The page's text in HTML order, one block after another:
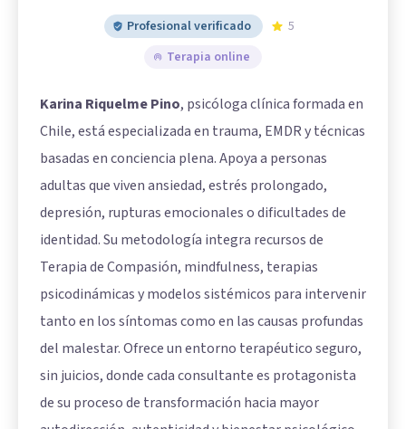
Profesional verificado
5
Terapia online
Karina Riquelme Pino, psicóloga clínica formada en
Chile, está especializada en trauma, EMDR y técnicas
basadas en conciencia plena. Apoya a personas
adultas que viven ansiedad, estrés prolongado,
depresión, rupturas emocionales o dificultades de
identidad. Su metodología integra recursos de
Terapia de Compasión, mindfulness, terapias
psicodinámicas y modelos sistémicos para intervenir
tanto en los síntomas como en las causas profundas
del malestar. Ofrece un entorno terapéutico seguro,
sin juicios, donde cada consultante es protagonista
de su proceso de transformación hacia mayor